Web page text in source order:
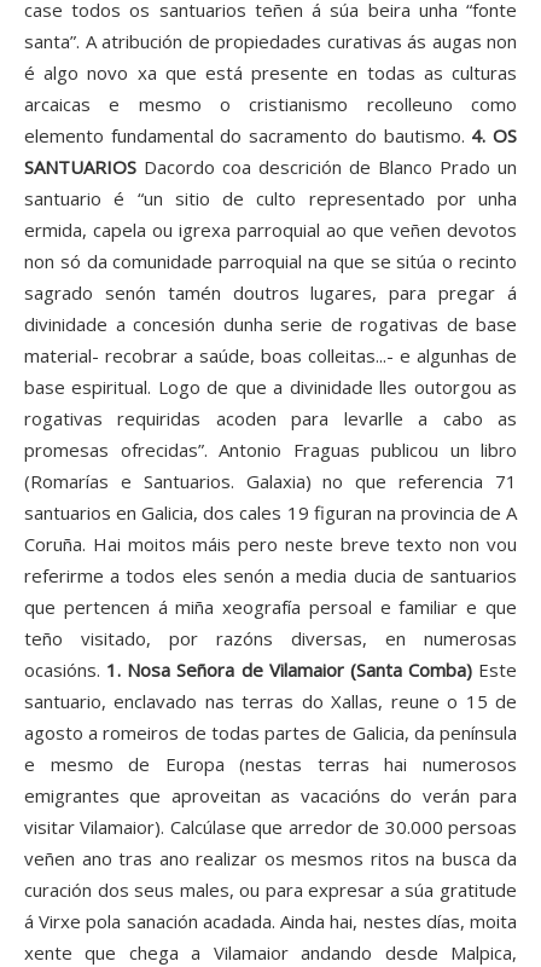
case todos os santuarios teñen á súa beira unha “fonte
santa”. A atribución de propiedades curativas ás augas non
é algo novo xa que está presente en todas as culturas
arcaicas e mesmo o cristianismo recolleuno como
elemento fundamental do sacramento do bautismo. 4. OS
SANTUARIOS Dacordo coa descrición de Blanco Prado un
santuario é “un sitio de culto representado por unha
ermida, capela ou igrexa parroquial ao que veñen devotos
non só da comunidade parroquial na que se sitúa o recinto
sagrado senón tamén doutros lugares, para pregar á
divinidade a concesión dunha serie de rogativas de base
material- recobrar a saúde, boas colleitas...- e algunhas de
base espiritual. Logo de que a divinidade lles outorgou as
rogativas requiridas acoden para levarlle a cabo as
promesas ofrecidas”. Antonio Fraguas publicou un libro
(Romarías e Santuarios. Galaxia) no que referencia 71
santuarios en Galicia, dos cales 19 figuran na provincia de A
Coruña. Hai moitos máis pero neste breve texto non vou
referirme a todos eles senón a media ducia de santuarios
que pertencen á miña xeografía persoal e familiar e que
teño visitado, por razóns diversas, en numerosas
ocasións. 1. Nosa Señora de Vilamaior (Santa Comba) Este
santuario, enclavado nas terras do Xallas, reune o 15 de
agosto a romeiros de todas partes de Galicia, da península
e mesmo de Europa (nestas terras hai numerosos
emigrantes que aproveitan as vacacións do verán para
visitar Vilamaior). Calcúlase que arredor de 30.000 persoas
veñen ano tras ano realizar os mesmos ritos na busca da
curación dos seus males, ou para expresar a súa gratitude
á Virxe pola sanación acadada. Ainda hai, nestes días, moita
xente que chega a Vilamaior andando desde Malpica,